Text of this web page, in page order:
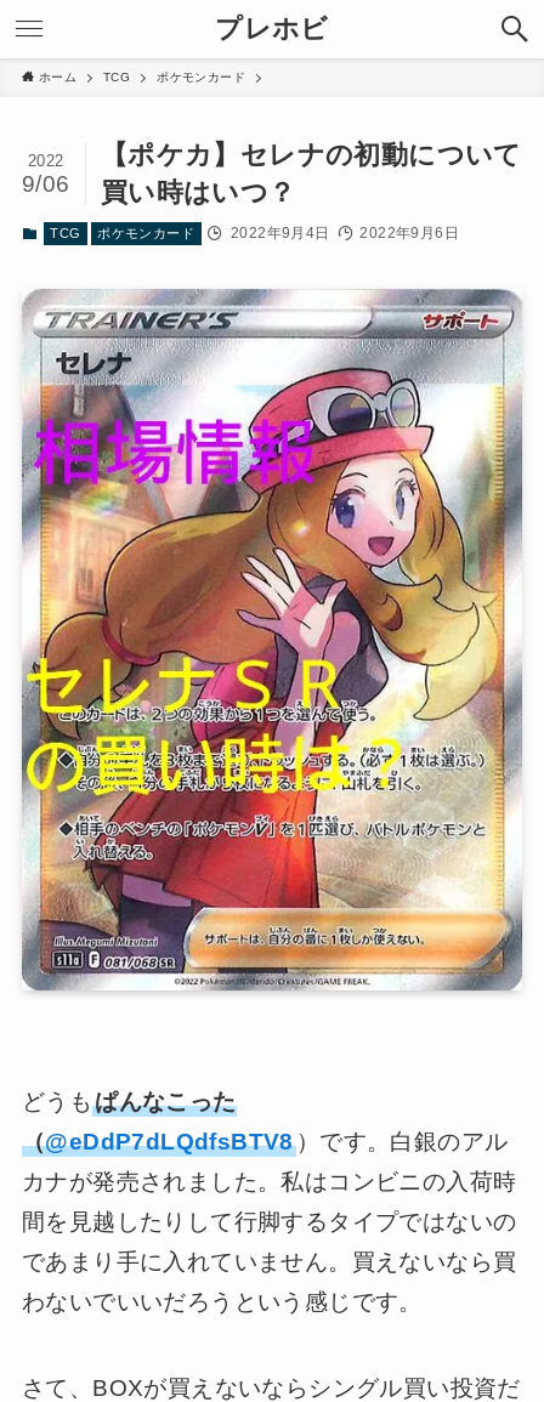
プレホビ
ホーム TCG ポケモンカード
【ポケカ】セレナの初動について
買い時はいつ？
2022
9/06
TCG ポケモンカード 2022年9月4日 2022年9月6日
どうもぱんなこった
（@eDdP7dLQdfsBTV8）です。白銀のアル
カナが発売されました。私はコンビニの入荷時
間を見越したりして行脚するタイプではないの
であまり手に入れていません。買えないなら買
わないでいいだろうという感じです。
さて、BOXが買えないならシングル買い投資だ